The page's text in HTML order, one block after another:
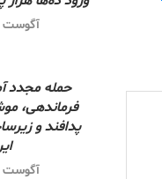
آگوست 1, 2026
حمله مجدد
فرماندهی،
پدافند و
آگوست 1, 2026